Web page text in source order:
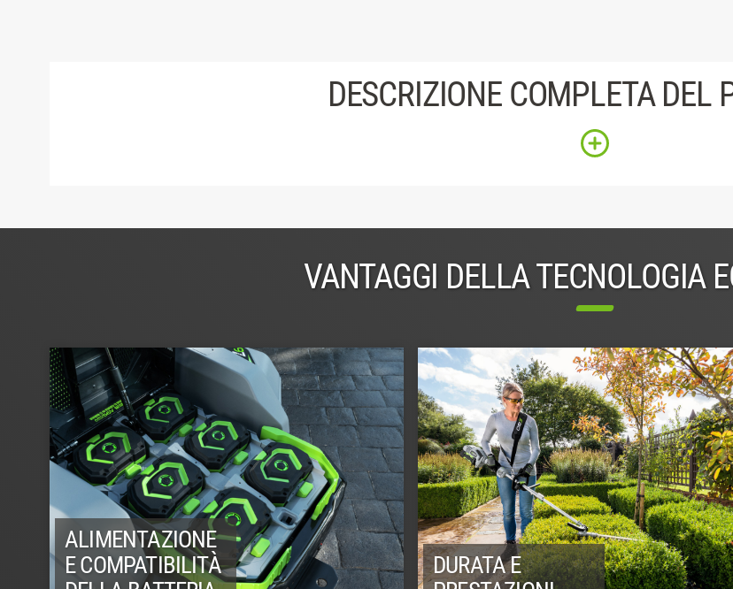
DESCRIZIONE COMPLETA DEL
VANTAGGI DELLA TECNOLOGIA
ALIMENTAZIONE
E COMPATIBILITÀ
DURATA E